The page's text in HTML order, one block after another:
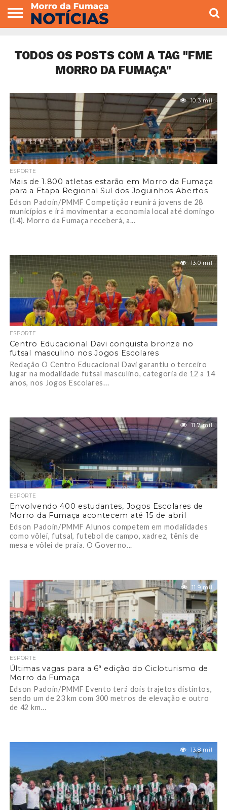
VEREADORES
TODOS OS POSTS COM A TAG "FME
MORRO DA FUMAÇA"
10.3 mil
ESPORTE
Mais de 1.800 atletas estarão em Morro da Fumaça
para a Etapa Regional Sul dos Joguinhos Abertos
Edson Padoin/PMMF Competição reunirá jovens de 28
municípios e irá movimentar a economia local até domingo
(14). Morro da Fumaça receberá, a...
13.0 mil
ESPORTE
Centro Educacional Davi conquista bronze no
futsal masculino nos Jogos Escolares
Redação O Centro Educacional Davi garantiu o terceiro
lugar na modalidade futsal masculino, categoria de 12 a 14
anos, nos Jogos Escolares...
11.7 mil
ESPORTE
Envolvendo 400 estudantes, Jogos Escolares de
Morro da Fumaça acontecem até 15 de abril
Edson Padoin/PMMF Alunos competem em modalidades
como vôlei, futsal, futebol de campo, xadrez, tênis de
mesa e vôlei de praia. O Governo...
11.9 mil
ESPORTE
Últimas vagas para a 6ª edição do Cicloturismo de
Morro da Fumaça
Edson Padoin/PMMF Evento terá dois trajetos distintos,
sendo um de 23 km com 300 metros de elevação e outro
de 42 km...
13.8 mil